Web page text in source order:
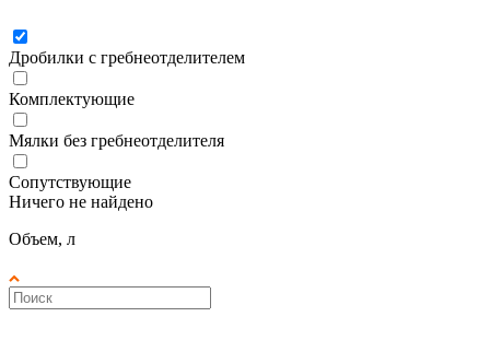
Дробилки с гребнеотделителем
Комплектующие
Мялки без гребнеотделителя
Сопутствующие
Ничего не найдено
Объем, л